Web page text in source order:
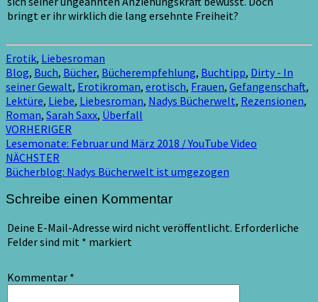
bringt er ihr wirklich die lang ersehnte Freiheit?
Erotik, Liebesroman
Blog, Buch, Bücher, Bücherempfehlung, Buchtipp, Dirty - In
seiner Gewalt, Erotikroman, erotisch, Frauen, Gefangenschaft,
Lektüre, Liebe, Liebesroman, Nadys Bücherwelt, Rezensionen,
Roman, Sarah Saxx, Überfall
Beitragsnavigation
VORHERIGER
Lesemonate: Februar und März 2018 / YouTube Video
NÄCHSTER
Bücherblog: Nadys Bücherwelt ist umgezogen
Schreibe einen Kommentar
Deine E-Mail-Adresse wird nicht veröffentlicht. Erforderliche
Felder sind mit * markiert
Kommentar *